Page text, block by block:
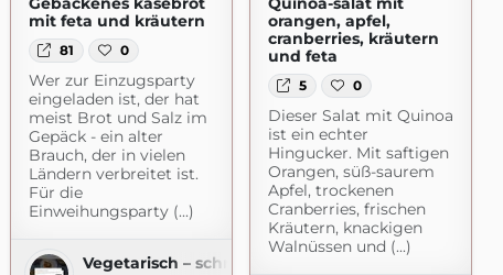
mit feta und kräutern
81 0
Wer zur Einzugsparty
eingeladen ist, der hat
meist Brot und Salz im
Gepäck - ein alter
Brauch, der in vielen
Ländern verbreitet ist.
Für die
Einweihungsparty (...)
Vegetarisch – schmecktwohl
orangen, apfel,
cranberries, kräutern
und feta
5 0
Dieser Salat mit Quinoa
ist ein echter
Hingucker. Mit saftigen
Orangen, süß-saurem
Apfel, trockenen
Cranberries, frischen
Kräutern, knackigen
Walnüssen und (...)